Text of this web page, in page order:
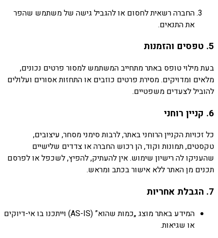
החברהרשאיתלחסום אולהגביל גישה שלמשתמש שהפר
אתהתנאים.
5. טפסים והזמנות
בעתמילויטופס באתרמתחייבהמשתמש למסור פרטים נכונים,
מלאים ומדויקים.מסירתפרטים כוזבים אוהתחזותאסורים ועלולים
להוביללצעדים משפטיים.
6. קניין רוחני
כל זכויותהקנייןהרוחניבאתר,לרבותסימנימסחר, עיצובים,
טקסטים,תמונותוקוד,הןרכוש החברהאוצדדים שלישיים
שהעניקולהרישיון שימוש.איןלהעתיק,להפיץ,לשכפלאולפרסם
תכנים מןהאתרללא אישורבכתב ומראש.
7. הגבלת אחריות
המידע באתרמוצג „כמותשהוא” ( AS-IS) וייתכנובואי-דיוקים
או שגיאות.